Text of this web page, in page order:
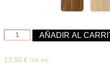
Mechón
de
natural
AÑADIR AL
17,50 € IVA inc.